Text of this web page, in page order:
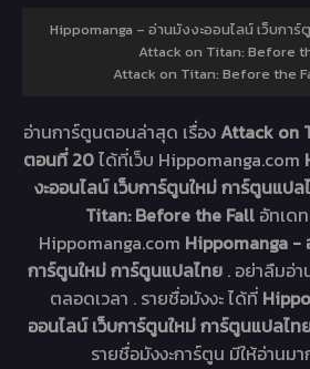
Hippomanga – อ่านมังงะออนไลน์ เว็บกา
Attack on Titan: Before
Attack on Titan: Before the
อ่านการ์ตูนตอนล่าสุด เรื่องAttack on
ตอนที่ 20ได้ที่เว็บ Hippomanga.com
งะออนไลน์ เว็บการ์ตูนใหม่ การ์ตูนแปล
Titan: Before the Fall อัทเด
Hippomanga.com Hippomanga -
การ์ตูนใหม่ การ์ตูนแปลไทย . อย่าลืมอ่
ตลอดเวลา . รายชื่อมังงะ ได้ที่
ออนไลน์ เว็บการ์ตูนใหม่ การ์ตูนแปลไท
รายชื่อมังงะการ์ตูน มีให้อ่านมา